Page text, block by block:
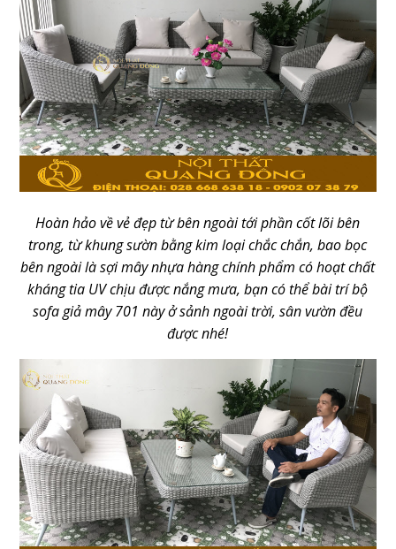
Hoàn hảo về vẻ đẹp từ bên ngoài tới phần cốt lõi bên
trong, từ khung sườn bằng kim loại chắc chắn, bao bọc
bên ngoài là sợi mây nhựa hàng chính phẩm có hoạt chất
kháng tia UV chịu được nắng mưa, bạn có thể bài trí bộ
sofa giả mây 701 này ở sảnh ngoài trời, sân vườn đều
được nhé!